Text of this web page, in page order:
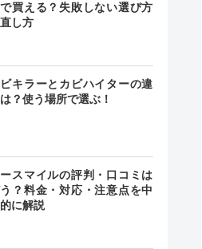
買える？失敗しない選び方
し方
キラーとカビハイターの違
？使う場所で選ぶ！
スマイルの評判・口コミは
？料金・対応・注意点を中
に解説